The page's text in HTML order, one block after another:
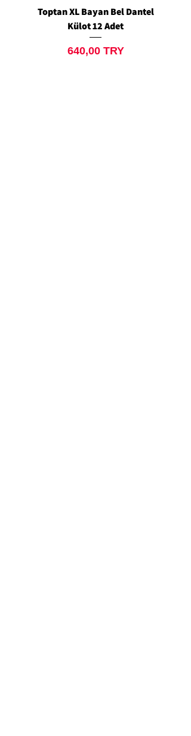
Toptan XL Bayan Bel Dantel
Külot 12 Adet
Prix
640,00 TRY